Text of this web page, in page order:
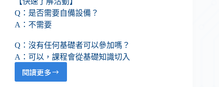
Q：是否需要自備設備？
A：不需要
Q：沒有任何基礎者可以參加嗎？
A：可以，課程會從基礎知識切入
閱讀更多